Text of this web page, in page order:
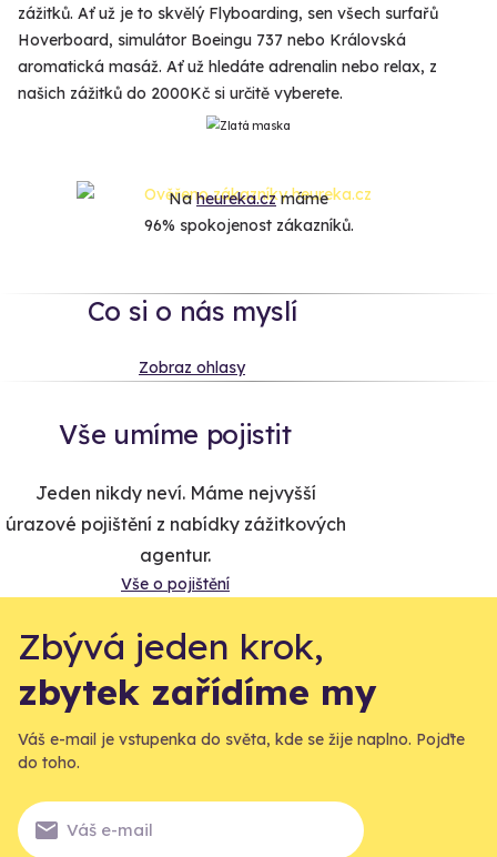
zážitků. Ať už je to skvělý Flyboarding, sen všech surfařů
Hoverboard, simulátor Boeingu 737 nebo Královská
aromatická masáž. Ať už hledáte adrenalin nebo relax, z
našich zážitků do 2000Kč si určitě vyberete.
Naheureka.czmáme
96% spokojenost zákazníků.
Co si o nás myslí
Zobraz ohlasy
Vše umíme pojistit
Jeden nikdy neví. Máme nejvyšší
úrazové pojištění z nabídky zážitkových
agentur.
Vše o pojištění
Zbývá jeden krok,
zbytek zařídíme my
Váš e-mail je vstupenka do světa, kde se žije naplno. Pojďte
do toho.